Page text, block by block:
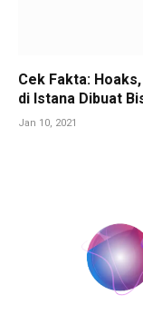
Cek Fakta:
di Istana Dibuat
Jan 10, 2021